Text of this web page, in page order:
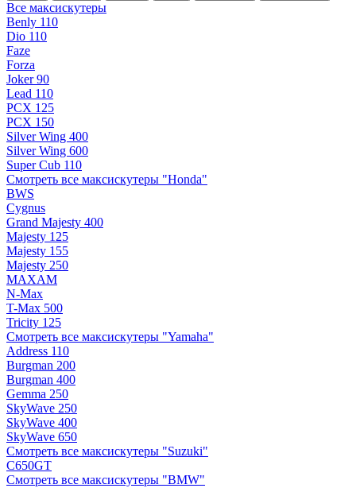
Все максискутеры
Benly 110
Dio 110
Faze
Forza
Joker 90
Lead 110
PCX 125
PCX 150
Silver Wing 400
Silver Wing 600
Super Cub 110
Смотреть все максискутеры "Honda"
BWS
Cygnus
Grand Majesty 400
Majesty 125
Majesty 155
Majesty 250
MAXAM
N-Max
T-Max 500
Tricity 125
Смотреть все максискутеры "Yamaha"
Address 110
Burgman 200
Burgman 400
Gemma 250
SkyWave 250
SkyWave 400
SkyWave 650
Смотреть все максискутеры "Suzuki"
C650GT
Смотреть все максискутеры "BMW"